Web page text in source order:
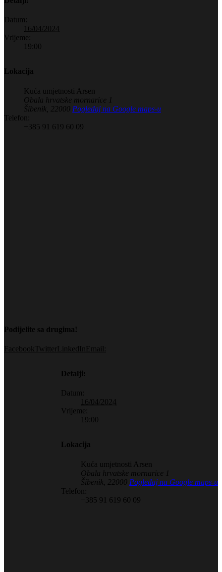
Datum:
16/04/2024
Vrijeme:
19:00
Lokacija
Kuća umjetnosti Arsen
Obala hrvatske mornarice 1
Šibenik
22000 Pogledaj na Google maps-u
Telefon:
+385 91 619 60 09
Podijelite sa drugima!
Facebook TwitterLinkedInEmail:
Detalji:
Datum:
16/04/2024
Vrijeme:
19:00
Lokacija
Kuća umjetnosti Arsen
Obala hrvatske mornarice 1
Šibenik
22000 Pogledaj na Google maps-u
Telefon:
+385 91 619 60 09